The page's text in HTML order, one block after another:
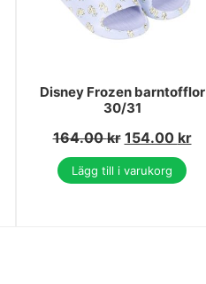
Disney Frozen barntofflor
30/31
164.00kr 154.00 kr
Lägg till i varukorg